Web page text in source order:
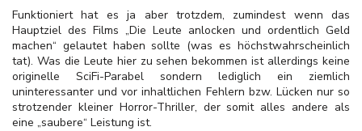
Funktioniert hat es ja aber trotzdem, zumindest wenn das
Hauptziel des Films „Die Leute anlocken und ordentlich Geld
machen“ gelautet haben sollte (was es höchstwahrscheinlich
tat). Was die Leute hier zu sehen bekommen ist allerdings keine
originelle SciFi-Parabel sondern lediglich ein ziemlich
uninteressanter und vor inhaltlichen Fehlern bzw. Lücken nur so
strotzender kleiner Horror-Thriller, der somit alles andere als
eine „saubere“ Leistung ist.